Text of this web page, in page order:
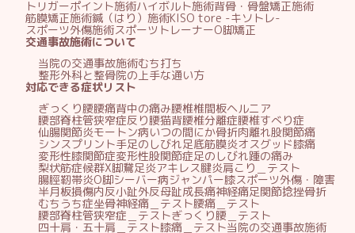
トリガーポイント施術ハイボルト施術背骨・骨盤矯正施術
筋膜矯正施術鍼（はり）施術KISO tore -キソトレ-
スポーツ外傷施術スポーツトレーナーO脚矯正
交通事故施術について
当院の交通事故施術むち打ち
整形外科と整骨院の上手な通い方
対応できる症状リスト
ぎっくり腰腰痛背中の痛み腰椎椎間板ヘルニア
腰部脊柱管狭窄症反り腰猫背腰椎分離症腰椎すべり症
仙腸関節炎モートン病いつの間にか骨折肉離れ股関節痛
シンスプリント手足のしびれ足底筋膜炎オスグッド膝痛
変形性膝関節症変形性股関節症足のしびれ踵の痛み
梨状筋症候群X脚鵞足炎アキレス腱炎肩こり＿テスト
腸脛靭帯炎O脚シーバー病ジャンパー膝スポーツ外傷・障害
半月板損傷内反小趾外反母趾成長痛神経痛足関節捻挫骨折
むちうち症坐骨神経痛＿テスト腰痛＿テスト
腰部脊柱管狭窄症＿テストぎっくり腰＿テスト
四十肩・五十肩＿テスト膝痛＿テスト当院の交通事故施術